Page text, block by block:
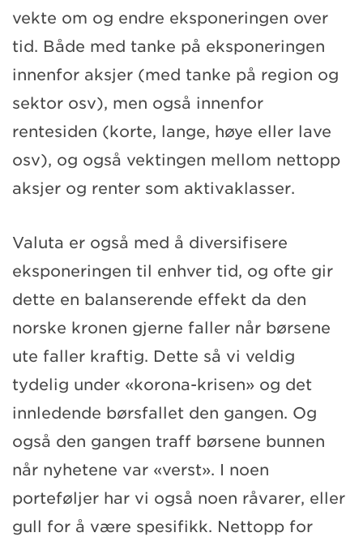
vekte om og endre eksponeringen over
tid. Både med tanke på eksponeringen
innenfor aksjer (med tanke på region og
sektor osv), men også innenfor
rentesiden (korte, lange, høye eller lave
osv), og også vektingen mellom nettopp
aksjer og renter som aktivaklasser.
Valuta er også med å diversifisere
eksponeringen til enhver tid, og ofte gir
dette en balanserende effekt da den
norske kronen gjerne faller når børsene
ute faller kraftig. Dette så vi veldig
tydelig under «korona-krisen» og det
innledende børsfallet den gangen. Og
også den gangen traff børsene bunnen
når nyhetene var «verst». I noen
porteføljer har vi også noen råvarer, eller
gull for å være spesifikk. Nettopp for